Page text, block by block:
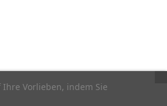
Vorlieben, indem Sie